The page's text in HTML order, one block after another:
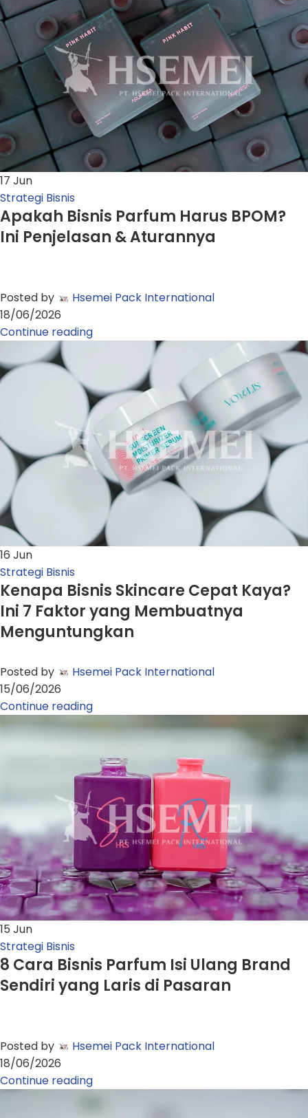
17 Jun
Strategi Bisnis
Apakah Bisnis Parfum Harus BPOM?
Ini Penjelasan & Aturannya
Posted by
Hsemei Pack International
18/06/2026
Continue reading
16 Jun
Strategi Bisnis
Kenapa Bisnis Skincare Cepat Kaya?
Ini 7 Faktor yang Membuatnya
Menguntungkan
Posted by
Hsemei Pack International
15/06/2026
Continue reading
15 Jun
Strategi Bisnis
8 Cara Bisnis Parfum Isi Ulang Brand
Sendiri yang Laris di Pasaran
Posted by
Hsemei Pack International
18/06/2026
Continue reading